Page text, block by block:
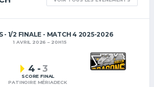
- 1/2 FINALE - MATCH 4 2025-2026
1 AVRIL 2026 20H15
4 -3
SCORE FINAL
PATINOIRE MÉRIADECK